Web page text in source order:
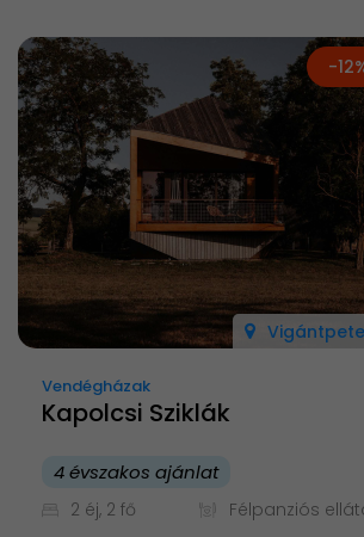
-
Vendégházak
Kapolcsi Sziklák
4 évszakos ajánlat
2 éj, 2 fő Félpanziós